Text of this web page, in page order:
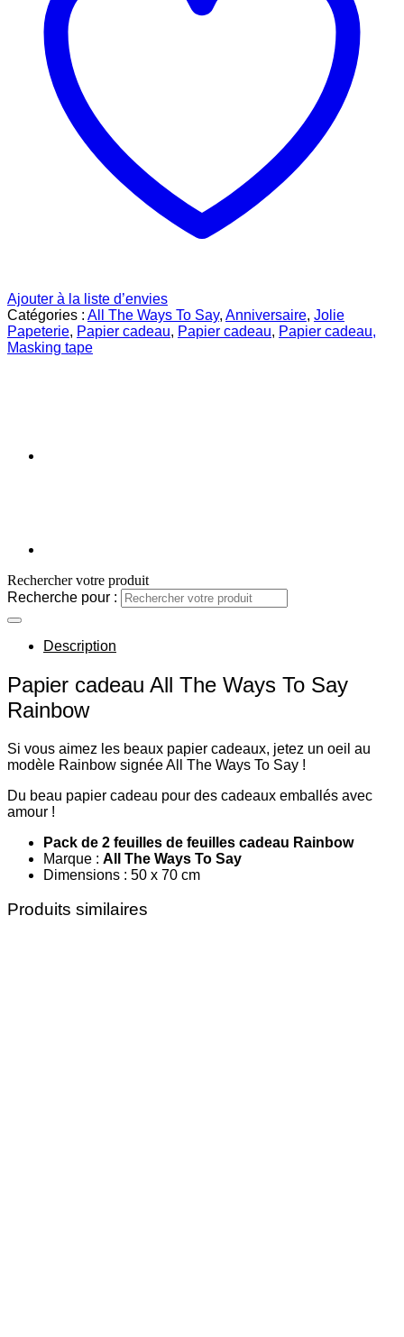
Ajouter à la liste d’envies
Catégories : All The Ways To Say, Anniversaire, Jolie
Papeterie, Papier cadeau, Papier cadeau, Papier cadeau,
Masking tape
Rechercher votre produit
Recherche pour :
Description
Papier cadeau All The Ways To Say
Rainbow
Si vous aimez les beaux papier cadeaux, jetez un oeil au
modèle Rainbow signée All The Ways To Say !
Du beau papier cadeau pour des cadeaux emballés avec
amour !
Pack de 2 feuilles de feuilles cadeau Rainbow
Marque : All The Ways To Say
Dimensions : 50 x 70 cm
Produits similaires